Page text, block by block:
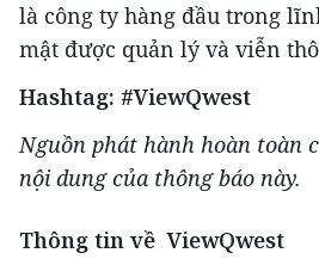
là công ty hàng đầu trong
mật được quản lý và viễn
Hashtag: #ViewQwest
Nguồn phát hành hoàn toàn
nội dung của thông báo này.
Thông tin về ViewQwest